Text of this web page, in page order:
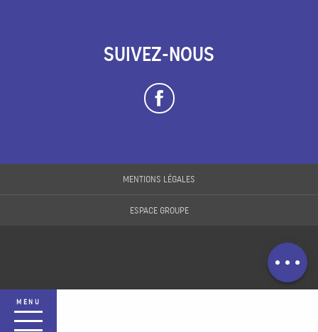
MENU
email
SUIVEZ-NOUS
MENTIONS LÉGALES
ESPACE GROUPE